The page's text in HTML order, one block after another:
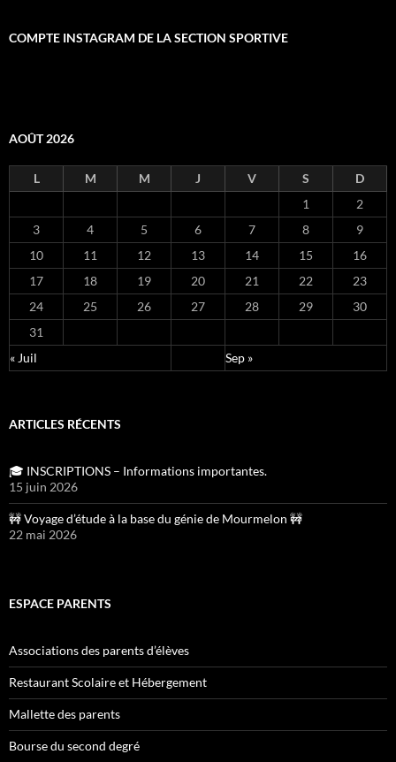
COMPTE INSTAGRAM DE LA SECTION SPORTIVE
AOÛT 2026
L M M J V S
D
1
2
3
4 5 6 7 8
9
10
11 12 13 14 15
16
17
18 19 20 21 22
23
24
25 26 27 28 29
30
31
« Juil
Sep »
ARTICLES RÉCENTS
🎓 INSCRIPTIONS – Informations importantes.
15 juin 2026
🚧 Voyage d’étude à la base du génie de Mourmelon 🚧
22 mai 2026
ESPACE PARENTS
Associations des parents d’élèves
Restaurant Scolaire et Hébergement
Mallette des parents
Bourse du second degré